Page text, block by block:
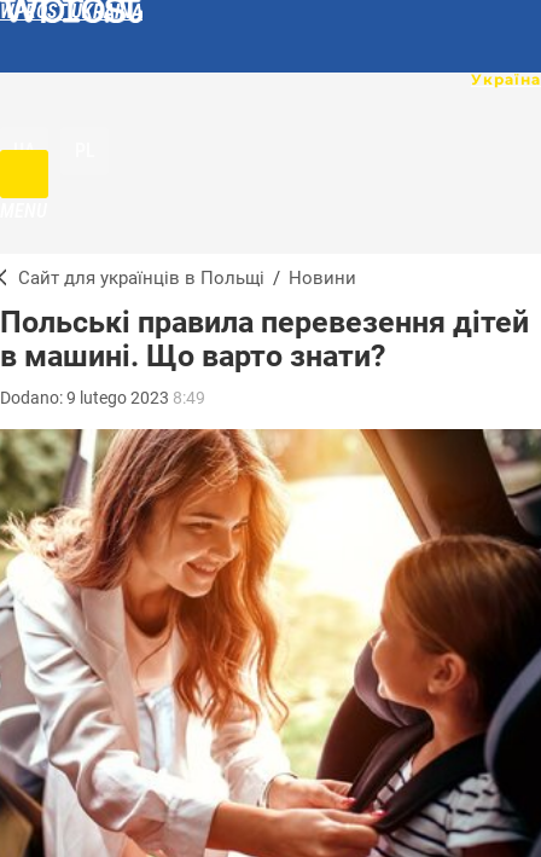
WPROST UKRAINA
UA
Сайт для українців в Польщі / Новини
Польські правила перевезення дітей
в машині. Що варто знати?
Dodano:9 lutego2023 8:49